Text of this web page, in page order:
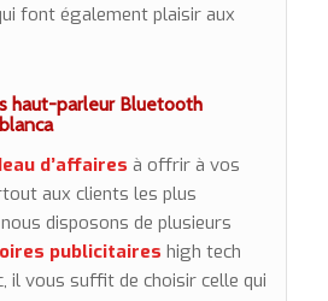
font également plaisir aux
haut-parleur Bluetooth
d’affaires à offrir à vos
aux clients les plus
disposons de plusieurs
publicitaires high tech
il vous suffit de choisir celle qui